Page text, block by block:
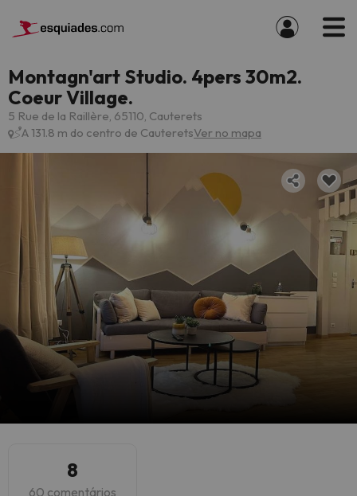
Montagn'art Studio. 4pers 30m2.
Coeur Village.
5 Rue de la Raillère, 65110, Cauterets
A 131.8 m do centro de CauteretsVer no mapa
8
60 comentários